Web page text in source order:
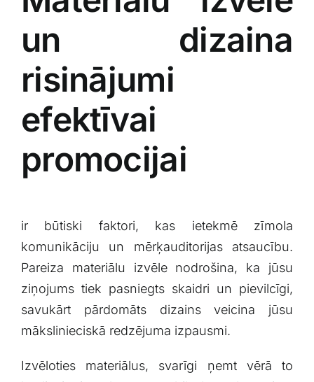
un ​dizaina
risinājumi
efektīvai
promocijai
ir ⁣būtiski faktori, kas ietekmē zīmola
komunikāciju‍ un mērķauditorijas atsaucību.
Pareiza⁣ materiālu izvēle ‌nodrošina, ka jūsu
ziņojums tiek ​pasniegts skaidri un pievilcīgi,
savukārt pārdomāts dizains veicina jūsu
mākslinieciskā⁢ redzējuma⁤ izpausmi.
Izvēloties materiālus, svarīgi ņemt‌ vērā to